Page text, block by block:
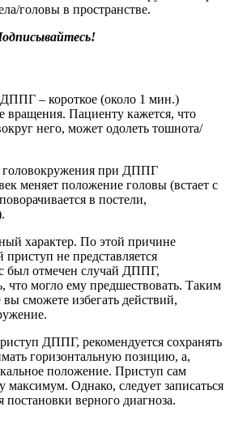
головы в пространстве.
– короткое (около 1 мин.)
вращения. Пациенту кажется, что
него, может одолеть тошнота/
головокружения при ДППГ
меняет положение головы (встает с
в постели,
характер. По этой причине
приступ не представляется
был отмечен случай ДППГ,
что могло ему предшествовать. Таким
сможете избегать действий,
ДППГ, рекомендуется сохранять
горизонтальную позицию, а,
положение. Приступ сам
максимум. Однако, следует записаться
верного диагноза.